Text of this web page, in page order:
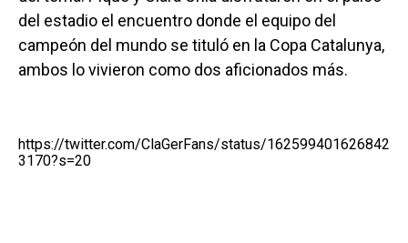
del estadio el encuentro donde el equipo del
campeón del mundo se tituló en la Copa Catalunya,
ambos lo vivieron como dos aficionados más.
https://twitter.com/ClaGerFans/status/162599401626842
3170?s=20